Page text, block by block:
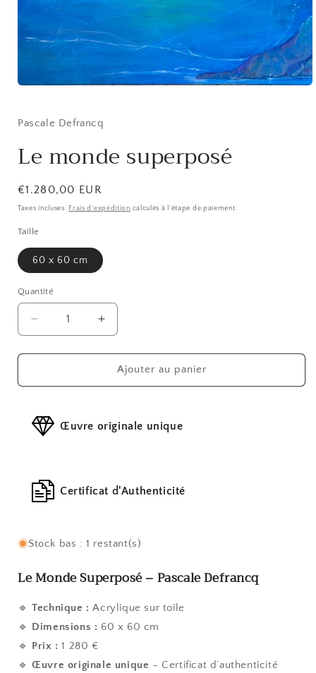
1
fenêtre
modale
Pascale Defrancq
Le monde superposé
Prix
habituel
€1.280,00 EUR
Taxes incluses. Frais d'expédition calculés à l'étape de paiement.
Taille
60 x 60 cm
Quantité
Réduire
la
quantité
Le
superposé
Augmenter
la
quantité
Le
Ajouter au panier
Œuvre originale unique
Certificat d'Authenticité
Stock bas : 1 restant(s)
Le Monde Superposé – Pascale Defrancq
🔹Technique : Acrylique sur toile
🔹 Dimensions : 60 x 60 cm
🔹 Prix : 1 280 €
🔹Œuvre originale unique – Certificat d’authenticité